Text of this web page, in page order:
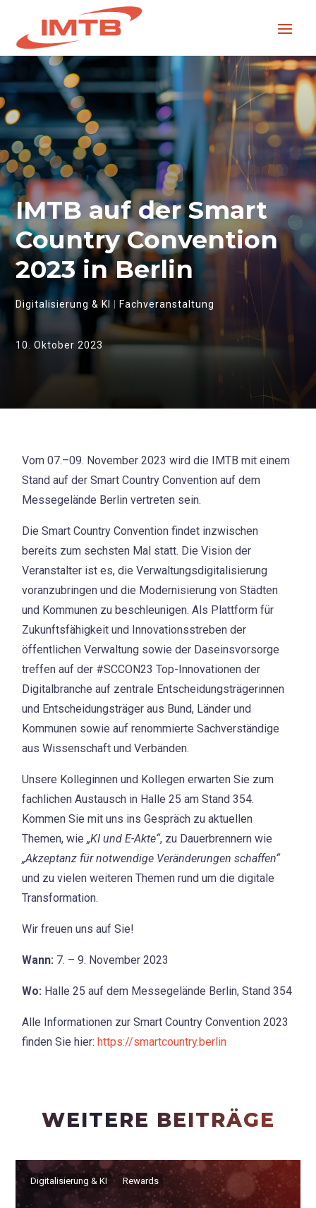
IMTB auf der Smart
Country Convention
2023 in Berlin
Digitalisierung & KI Fachveranstaltung
10. Oktober 2023
Vom 07.–09. November 2023 wird die IMTB mit einem
Stand auf der Smart Country Convention auf dem
Messegelände Berlin vertreten sein.
Die Smart Country Convention findet inzwischen
bereits zum sechsten Mal statt. Die Vision der
Veranstalter ist es, die Verwaltungsdigitalisierung
voranzubringen und die Modernisierung von Städten
und Kommunen zu beschleunigen. Als Plattform für
Zukunftsfähigkeit und Innovationsstreben der
öffentlichen Verwaltung sowie der Daseinsvorsorge
treffen auf der #SCCON23 Top-Innovationen der
Digitalbranche auf zentrale Entscheidungsträgerinnen
und Entscheidungsträger aus Bund, Länder und
Kommunen sowie auf renommierte Sachverständige
aus Wissenschaft und Verbänden.
Unsere Kolleginnen und Kollegen erwarten Sie zum
fachlichen Austausch in Halle 25 am Stand 354.
Kommen Sie mit uns ins Gespräch zu aktuellen
Themen, wie„KI und E-Akte“, zu Dauerbrennern wie
„Akzeptanz für notwendige Veränderungen schaffen“
und zu vielen weiteren Themen rund um die digitale
Transformation.
Wir freuen uns auf Sie!
Wann: 7. – 9. November 2023
Wo: Halle 25 auf dem Messegelände Berlin, Stand 354
Alle Informationen zur Smart Country Convention 2023
finden Sie hier: https://smartcountry.berlin
WEITERE BEITRÄGE
Digitalisierung & KI Rewards